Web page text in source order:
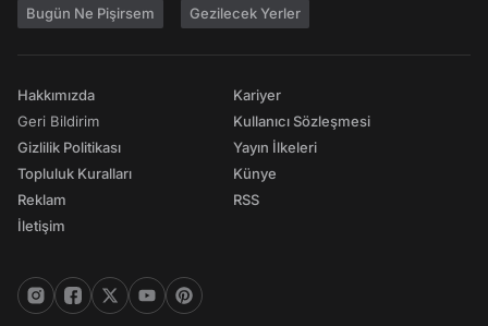
Bugün Ne Pişirsem Gezilecek Yerler
Hakkımızda
Geri Bildirim
Gizlilik Politikası
Topluluk Kuralları
Reklam
İletişim
Kariyer
Kullanıcı Sözleşmesi
Yayın İlkeleri
Künye
RSS